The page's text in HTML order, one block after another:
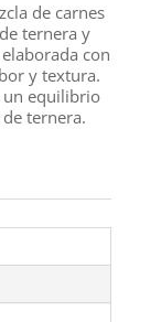
de carnes
ternera y
con
y textura.
un equilibrio
ternera.